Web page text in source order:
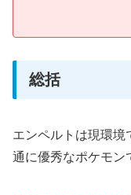
総括
エンペルトは現環境
通に優秀なポケモン